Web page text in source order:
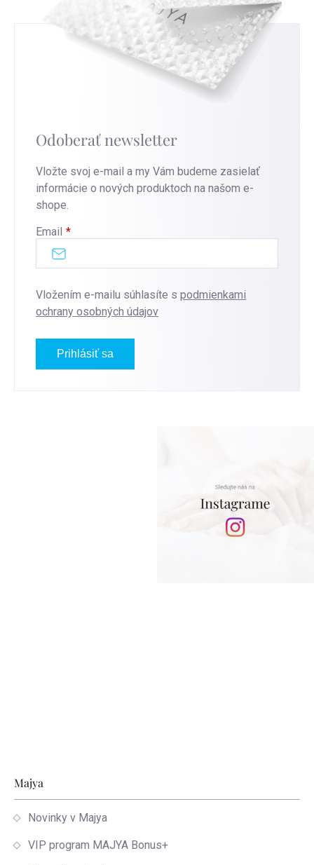
Odoberať newsletter
Vložte svoj e-mail a my Vám budeme zasielať
informácie o nových produktoch na našom e-
shope.
Email
Vložením e-mailu súhlasíte s podmienkami
ochrany osobných údajov
Prihlásiť sa
Zápätie
Majya
Novinky v Majya
VIP program MAJYA Bonus+